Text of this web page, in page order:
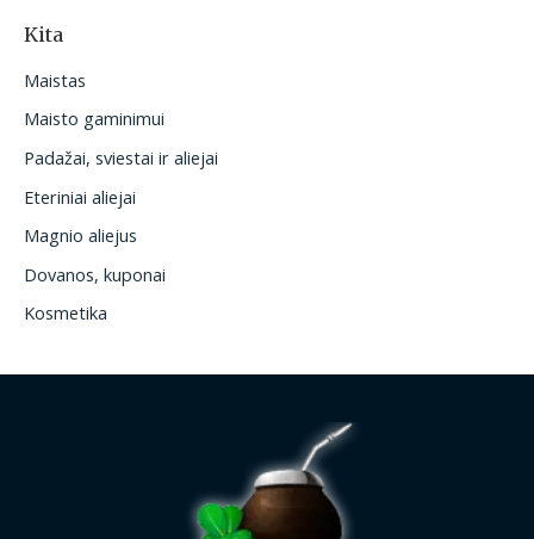
Kita
Maistas
Maisto gaminimui
Padažai, sviestai ir aliejai
Eteriniai aliejai
Magnio aliejus
Dovanos, kuponai
Kosmetika